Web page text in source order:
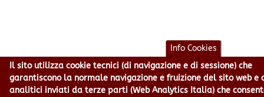
Info Cookies
Il sito utilizza cookie tecnici (di navigazione e di sessione) che
garantiscono la normale navigazione e fruizione del sito web e
analitici inviati da terze parti (Web Analytics Italia) che